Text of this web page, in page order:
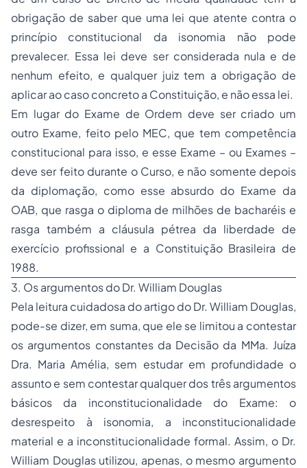
obrigação de saber que uma lei que atente contra o
princípio constitucional da isonomia não pode
prevalecer. Essa lei deve ser considerada nula e de
nenhum efeito, e qualquer juiz tem a obrigação de
aplicar ao caso concreto a Constituição, e não essa lei.
Em lugar do Exame de Ordem deve ser criado um
outro Exame, feito pelo MEC, que tem competência
constitucional para isso, e esse Exame – ou Exames –
deve ser feito durante o Curso, e não somente depois
da diplomação, como esse absurdo do Exame da
OAB, que rasga o diploma de milhões de bacharéis e
rasga também a cláusula pétrea da liberdade de
exercício profissional e a Constituição Brasileira de
1988.
3. Os argumentos do Dr. William Douglas
Pela leitura cuidadosa do artigo do Dr. William Douglas,
pode-se dizer, em suma, que ele se limitou a contestar
os argumentos constantes da Decisão da MMa. Juíza
Dra. Maria Amélia, sem estudar em profundidade o
assunto e sem contestar qualquer dos três argumentos
básicos da inconstitucionalidade do Exame: o
desrespeito à isonomia, a inconstitucionalidade
material e a inconstitucionalidade formal. Assim, o Dr.
William Douglas utilizou, apenas, o mesmo argumento